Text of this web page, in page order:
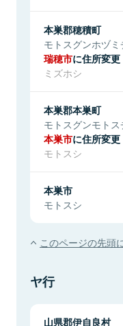
本巣郡穂積町
モトスグンホヅミ
瑞穂市に住所変更
ミズホシ
本巣郡本巣町
モトスグンモトス
本巣市に住所変更
モトスシ
本巣市
モトスシ
このページの先頭
ヤ行
山県郡伊自良村